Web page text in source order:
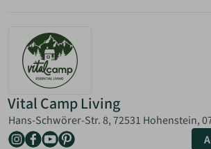
Vital Camp Living
Hans-Schwörer-Str. 8, 72531 Hohenstein,